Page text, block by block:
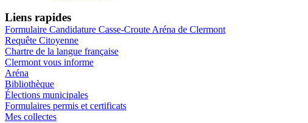
Liens rapides
Formulaire Candidature Casse-Croute Aréna de Clermont
Requête Citoyenne
Chartre de la langue française
Clermont vous informe
Aréna
Bibliothèque
Élections municipales
Formulaires permis et certificats
Mes collectes